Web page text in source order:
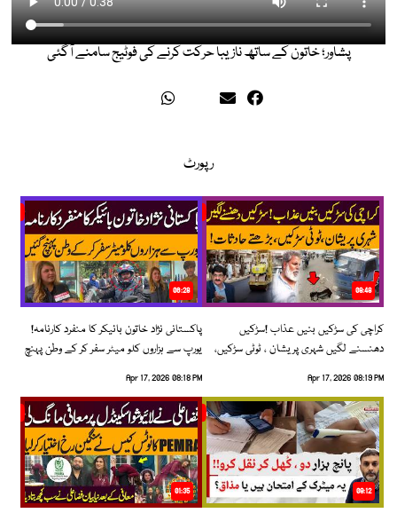
پشاور؛ خاتون کے ساتھ نازیبا حرکت کرنے کی فوٹیج سامنے آگئی
رپورٹ
08:48
کراچی کی سڑکیں بنیں عذاب !سڑکیں
دھنسنے لگیں شہری پریشان ، ٹوٹی سڑکیں،
Apr 17, 2026 08:19 PM
06:28
پاکستانی نژاد خاتون بائیکر کا منفرد کارنامہ!
یورپ سے ہزاروں کلو میٹر سفر کر کے وطن پہنچ
Apr 17, 2026 08:18 PM
09:12
01:35